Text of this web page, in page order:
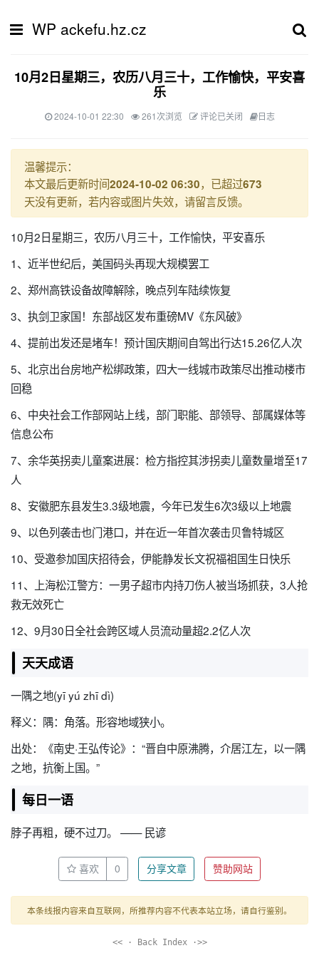
WP ackefu.hz.cz
10月2日星期三，农历八月三十，工作愉快，平安喜
乐
2024-10-01 22:30 261次浏览 评论已关闭 日志
温馨提示：
本文最后更新时间2024-10-02 06:30，已超过673
天没有更新，若内容或图片失效，请留言反馈。
10月2日星期三，农历八月三十，工作愉快，平安喜乐
1、近半世纪后，美国码头再现大规模罢工
2、郑州高铁设备故障解除，晚点列车陆续恢复
3、执剑卫家国！东部战区发布重磅MV《东风破》
4、提前出发还是堵车！预计国庆期间自驾出行达15.26亿人次
5、北京出台房地产松绑政策，四大一线城市政策尽出推动楼市
回稳
6、中央社会工作部网站上线，部门职能、部领导、部属媒体等
信息公布
7、余华英拐卖儿童案进展：检方指控其涉拐卖儿童数量增至17
人
8、安徽肥东县发生3.3级地震，今年已发生6次3级以上地震
9、以色列袭击也门港口，并在近一年首次袭击贝鲁特城区
10、受邀参加国庆招待会，伊能静发长文祝福祖国生日快乐
11、上海松江警方：一男子超市内持刀伤人被当场抓获，3人抢
救无效死亡
12、9月30日全社会跨区域人员流动量超2.2亿人次
天天成语
一隅之地(yī yú zhī dì)
释义：隅：角落。形容地域狭小。
出处：《南史·王弘传论》：“晋自中原沸腾，介居江左，以一隅
之地，抗衡上国。”
每日一语
脖子再粗，硬不过刀。 —— 民谚
喜欢 0 分享文章 赞助网站
本条线报内容来自互联网，所推荐内容不代表本站立场，请自行鉴别。
<< · Back Index ·>>